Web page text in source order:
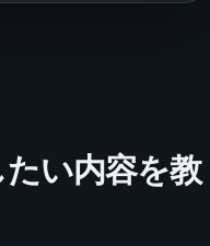
い内容を教